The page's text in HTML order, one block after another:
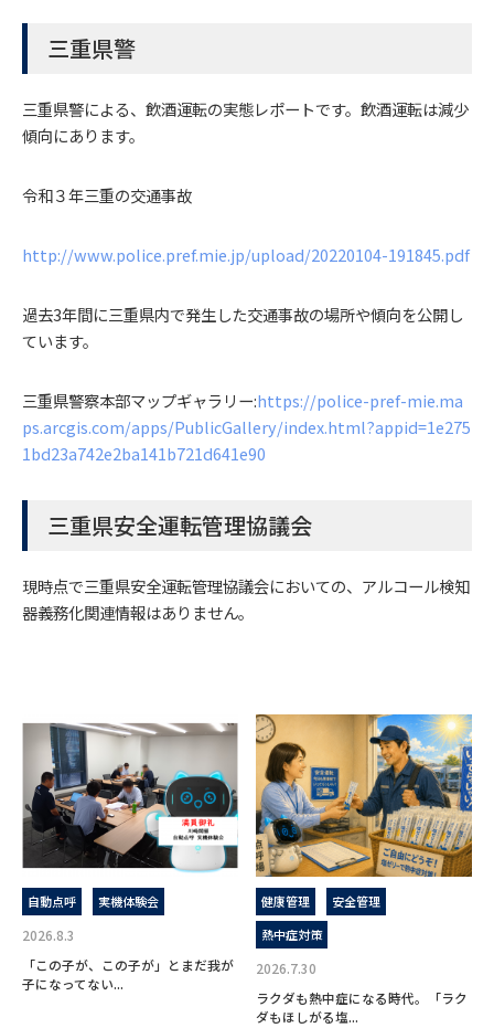
三重県警
三重県警による、飲酒運転の実態レポートです。飲酒運転は減少
傾向にあります。
令和３年三重の交通事故
http://www.police.pref.mie.jp/upload/20220104-191845.pdf
過去3年間に三重県内で発生した交通事故の場所や傾向を公開し
ています。
三重県警察本部マップギャラリー:https://police-pref-mie.ma
ps.arcgis.com/apps/PublicGallery/index.html?appid=1e275
1bd23a742e2ba141b721d641e90
三重県安全運転管理協議会
現時点で三重県安全運転管理協議会においての、アルコール検知
器義務化関連情報はありません。
自動点呼 実機体験会
2026.8.3
「この子が、この子が」とまだ我が
子になってない...
健康管理
安全管理
熱中症対策
2026.7.30
ラクダも熱中症になる時代。「ラク
ダもほしがる塩...